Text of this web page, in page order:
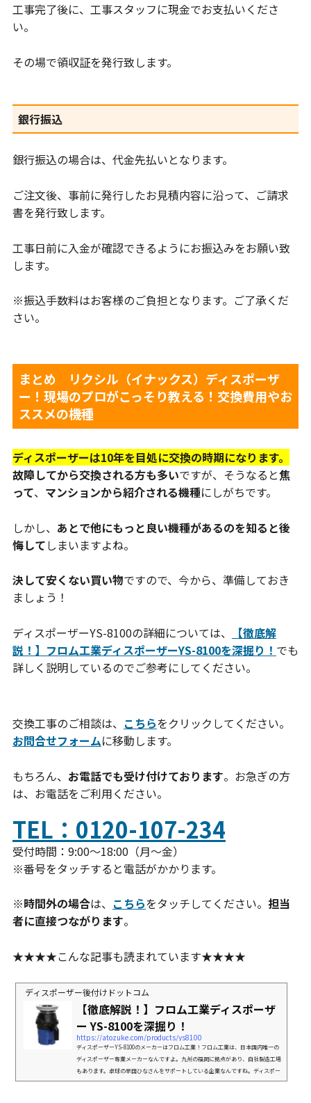
工事完了後に、工事スタッフに現金でお支払いくださ
い。
その場で領収証を発行致します。
銀行振込
銀行振込の場合は、代金先払いとなります。
ご注文後、事前に発行したお見積内容に沿って、ご請求
書を発行致します。
工事日前に入金が確認できるようにお振込みをお願い致
します。
※振込手数料はお客様のご負担となります。ご了承くだ
さい。
まとめ リクシル（イナックス）ディスポーザ
ー！現場のプロがこっそり教える！交換費用やお
ススメの機種
ディスポーザーは10年を目処に交換の時期になります。
故障してから交換される方も多いですが、そうなると焦
って、 マンションから紹介される機種にしがちです。
しかし、 あとで他にもっと良い機種があるのを知ると後
悔してしまいますよね。
決して安くない買い物ですので、今から、準備しておき
ましょう！
ディスポーザーYS-8100の詳細については、
【徹底解
説！】フロム工業ディスポーザーYS-8100を深掘り！ でも
詳しく説明しているのでご参考にしてください。
交換工事のご相談は、 こちらをクリックしてください。
お問合せフォームに移動します。
もちろん、 お電話でも受け付けております。お急ぎの方
は、お電話をご利用ください。
TEL：0120-107-234
受付時間：9:00～18:00（月～金）
※番号をタッチすると電話がかかります。
※時間外の場合は、 こちらをタッチしてください。 担当
者に直接つながります。
★★★★こんな記事も読まれています★★★★
ディスポーザー後付けドットコム
【徹底解説！】フロム工業ディスポーザ
ー YS-8100を深掘り！
https://atozuke.com/products/ys8100
ディスポーザーYS-8100のメーカーはフロム工業！フロム工業は、日本国内唯一の
ディスポーザー専業メーカーなんですよ。九州の福岡に拠点があり、自社製造工場
もあります。卓球の早田ひなさんをサポートしている企業なんですね。ディスポー
ザーは、約100年前に、アメリカから始まり、日本では50年ほど前から製造販売さ